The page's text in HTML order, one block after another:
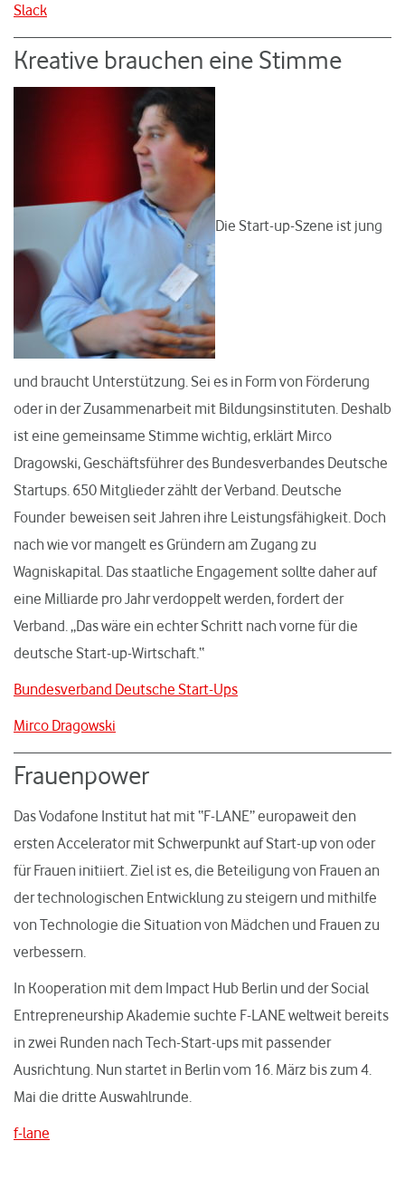
Slack
Kreative brauchen eine Stimme
Die Start-up-Szene ist jung
und braucht Unterstützung. Sei es in Form von Förderung
oder in der Zusammenarbeit mit Bildungsinstituten. Deshalb
ist eine gemeinsame Stimme wichtig, erklärt Mirco
Dragowski, Geschäftsführer des Bundesverbandes Deutsche
Startups. 650 Mitglieder zählt der Verband. Deutsche
Founder beweisen seit Jahren ihre Leistungsfähigkeit. Doch
nach wie vor mangelt es Gründern am Zugang zu
Wagniskapital. Das staatliche Engagement sollte daher auf
eine Milliarde pro Jahr verdoppelt werden, fordert der
Verband. „Das wäre ein echter Schritt nach vorne für die
deutsche Start-up-Wirtschaft.“
Bundesverband Deutsche Start-Ups
Mirco Dragowski
Frauenpower
Das Vodafone Institut hat mit “F-LANE” europaweit den
ersten Accelerator mit Schwerpunkt auf Start-up von oder
für Frauen initiiert. Ziel ist es, die Beteiligung von Frauen an
der technologischen Entwicklung zu steigern und mithilfe
von Technologie die Situation von Mädchen und Frauen zu
verbessern.
In Kooperation mit dem Impact Hub Berlin und der Social
Entrepreneurship Akademie suchte F-LANE weltweit bereits
in zwei Runden nach Tech-Start-ups mit passender
Ausrichtung. Nun startet in Berlin vom 16. März bis zum 4.
Mai die dritte Auswahlrunde.
f-lane